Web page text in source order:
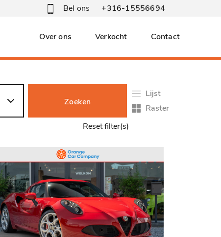
Bel ons +316-15556694
Over ons Verkocht Contact
Zoeken
Reset filter(s)
Lijst
Raster